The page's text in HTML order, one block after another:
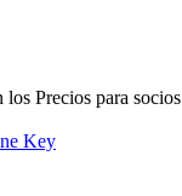
los Precios para socios
Key